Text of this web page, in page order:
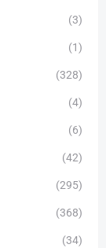
(3)
(1)
(328)
(4)
(6)
(42)
(295)
(368)
(34)